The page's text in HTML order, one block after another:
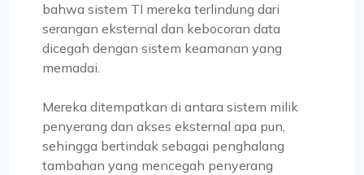
bahwa sistem TI mereka terlindung dari
serangan eksternal dan kebocoran data
dicegah dengan sistem keamanan yang
memadai.
Mereka ditempatkan di antara sistem milik
penyerang dan akses eksternal apa pun,
sehingga bertindak sebagai penghalang
tambahan yang mencegah penyerang